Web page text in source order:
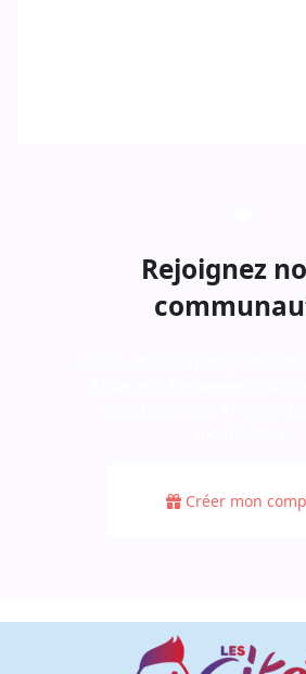
Rejoignez
Créer mon